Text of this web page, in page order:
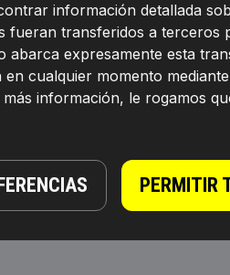
información detallada
transferidos a terceros
expresamente esta
cualquier momento
información, le rogamos
PERMITIR
Caja de muelle